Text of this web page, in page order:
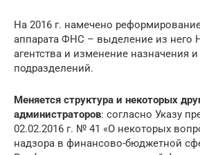
На 2016 г. намечено
аппарата ФНС – выделение из него
агентства и изменение назначения
подразделений.
Меняется структура и некоторых
администраторов: согласно Указу
02.02.2016 г. № 41 «О некоторых
надзора в финансово-бюджетной